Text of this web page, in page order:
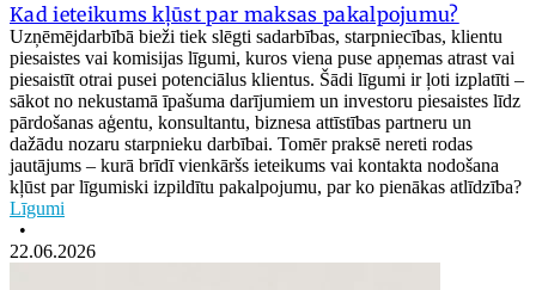
Kad ieteikums kļūst par maksas pakalpojumu?
Uzņēmējdarbībā bieži tiek slēgti sadarbības, starpniecības, klientu
piesaistes vai komisijas līgumi, kuros viena puse apņemas atrast vai
piesaistīt otrai pusei potenciālus klientus. Šādi līgumi ir ļoti izplatīti –
sākot no nekustamā īpašuma darījumiem un investoru piesaistes līdz
pārdošanas aģentu, konsultantu, biznesa attīstības partneru un
dažādu nozaru starpnieku darbībai. Tomēr praksē nereti rodas
jautājums – kurā brīdī vienkāršs ieteikums vai kontakta nodošana
kļūst par līgumiski izpildītu pakalpojumu, par ko pienākas atlīdzība?
Līgumi
•
22.06.2026